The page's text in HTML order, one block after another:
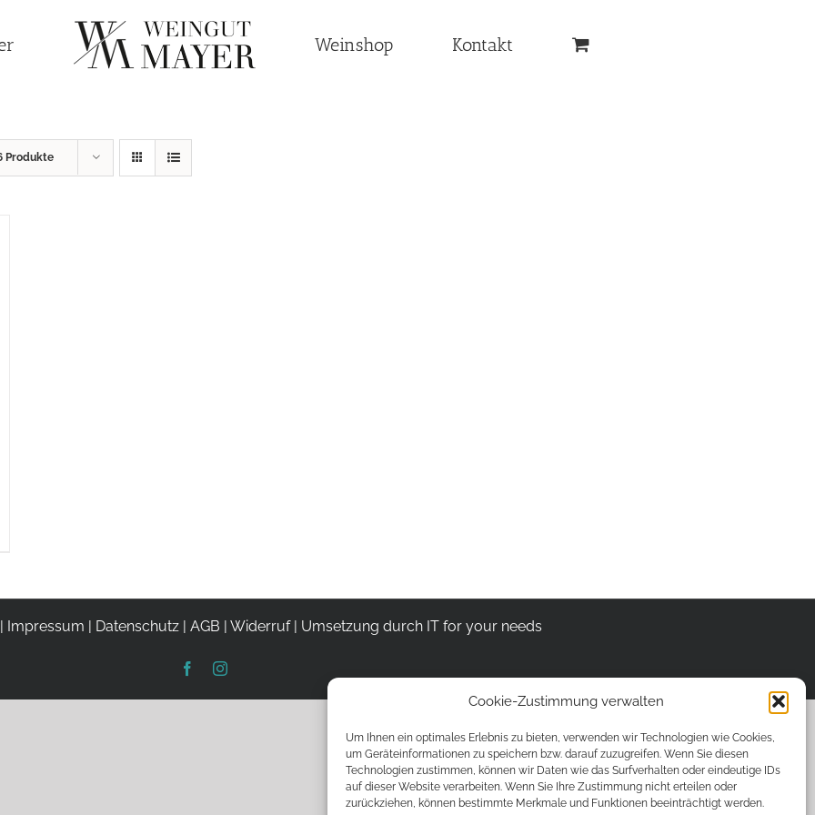
Cookie-Zustimmung verwalten
Um Ihnen ein optimales Erlebnis zu bieten, verwenden wir Technologien wie Cookies,
um Geräteinformationen zu speichern bzw. darauf zuzugreifen. Wenn Sie diesen
Technologien zustimmen, können wir Daten wie das Surfverhalten oder eindeutige IDs
auf dieser Website verarbeiten. Wenn Sie Ihre Zustimmung nicht erteilen oder
zurückziehen, können bestimmte Merkmale und Funktionen beeinträchtigt werden.
Weinshop Kontakt
Produkte
Impressum | Datenschutz | AGB | Widerruf| Umsetzung durch IT for your needs
FacebookInstagram